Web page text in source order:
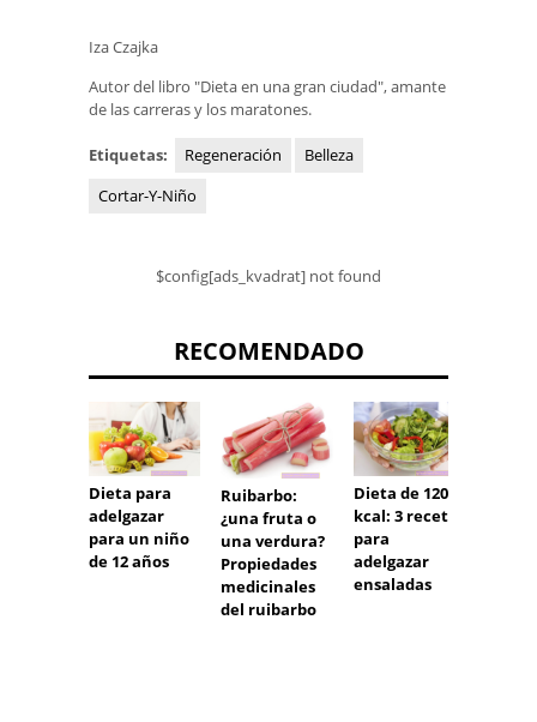
Iza Czajka
Autor del libro "Dieta en una gran ciudad", amante
de las carreras y los maratones.
Etiquetas: Regeneración
Belleza
Cortar-Y-Niño
$config[ads_kvadrat] not found
RECOMENDADO
Dieta para
adelgazar
para un niño
de 12 años
Ruibarbo:
¿una fruta o
una verdura?
Propiedades
medicinales
del ruibarbo
Dieta de 1200
kcal: 3 recetas
para
adelgazar
ensaladas